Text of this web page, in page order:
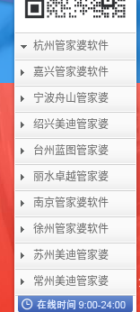
管家婆ishop
杭州管家婆软件
嘉兴管家婆软件
宁波舟山管家婆
绍兴美迪管家婆
台州蓝图管家婆
丽水卓越管家婆
南京管家婆软件
徐州管家婆软件
苏州美迪管家婆
常州美迪管家婆